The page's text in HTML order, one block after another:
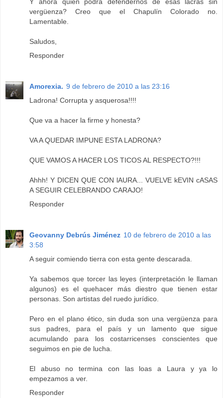
vergüenza? Creo que el Chapulín Colorado no.
Lamentable.
Saludos,
Responder
Amorexia. 9 de febrero de 2010 a las 23:16
Ladrona! Corrupta y asquerosa!!!!
Que va a hacer la firme y honesta?
VA A QUEDAR IMPUNE ESTA LADRONA?
QUE VAMOS A HACER LOS TICOS AL RESPECTO?!!!
Ahhh! Y DICEN QUE CON lAURA... VUELVE kEVIN cASAS
A SEGUIR CELEBRANDO CARAJO!
Responder
Geovanny Debrús Jiménez 10 de febrero de 2010 a las
3:58
A seguir comiendo tierra con esta gente descarada.
Ya sabemos que torcer las leyes (interpretación le llaman
algunos) es el quehacer más diestro que tienen estar
personas. Son artistas del ruedo jurídico.
Pero en el plano ético, sin duda son una vergüenza para
sus padres, para el país y un lamento que sigue
acumulando para los costarricenses conscientes que
seguimos en pie de lucha.
El abuso no termina con las loas a Laura y ya lo
empezamos a ver.
Responder